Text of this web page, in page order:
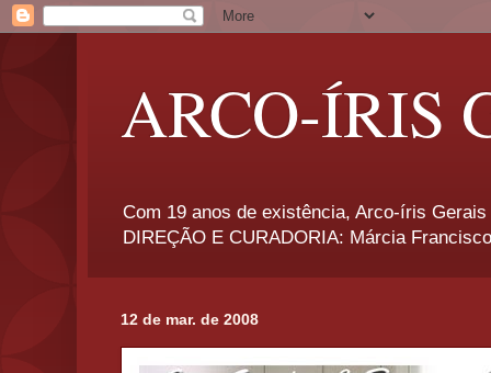
ARCO-ÍRIS
Com 19 anos de existência, Arco-íris
DIREÇÃO E CURADORIA: Márcia
12 de mar. de 2008